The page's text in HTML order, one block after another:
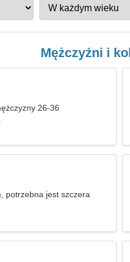
Mężczyźni i
26-36
potrzebna jest szczera